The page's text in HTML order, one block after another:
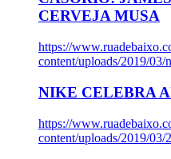
CERVEJA MUSA
https://
content/uploads/2019/03/
NIKE CELEBRA
https://
content/uploads/2019/